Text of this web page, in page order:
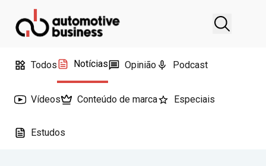
Todos Notícias Opinião Podcast
Vídeos Conteúdo de marca Especiais
Estudos